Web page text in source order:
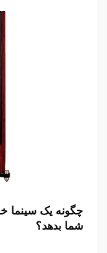
چگونه یک سینما
شما بدهد؟